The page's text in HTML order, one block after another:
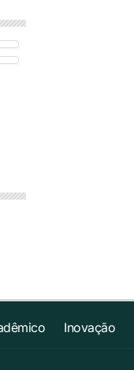
Inovação